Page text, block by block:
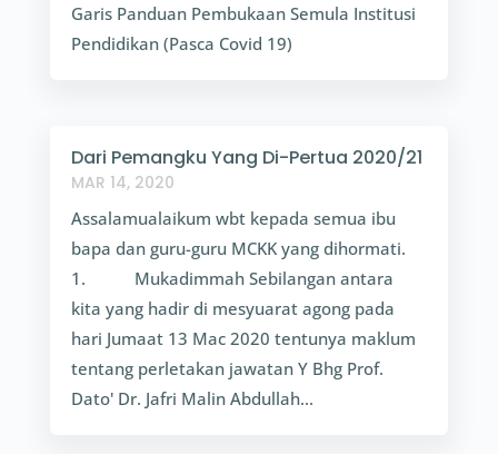
Garis Panduan Pembukaan Semula Institusi
Pendidikan (Pasca Covid 19)
Dari Pemangku Yang Di-Pertua 2020/21
MAR 14, 2020
Assalamualaikum wbt kepada semua ibu
bapa dan guru-guru MCKK yang dihormati.
1. Mukadimmah Sebilangan antara
kita yang hadir di mesyuarat agong pada
hari Jumaat 13 Mac 2020 tentunya maklum
tentang perletakan jawatan Y Bhg Prof.
Dato' Dr. Jafri Malin Abdullah...